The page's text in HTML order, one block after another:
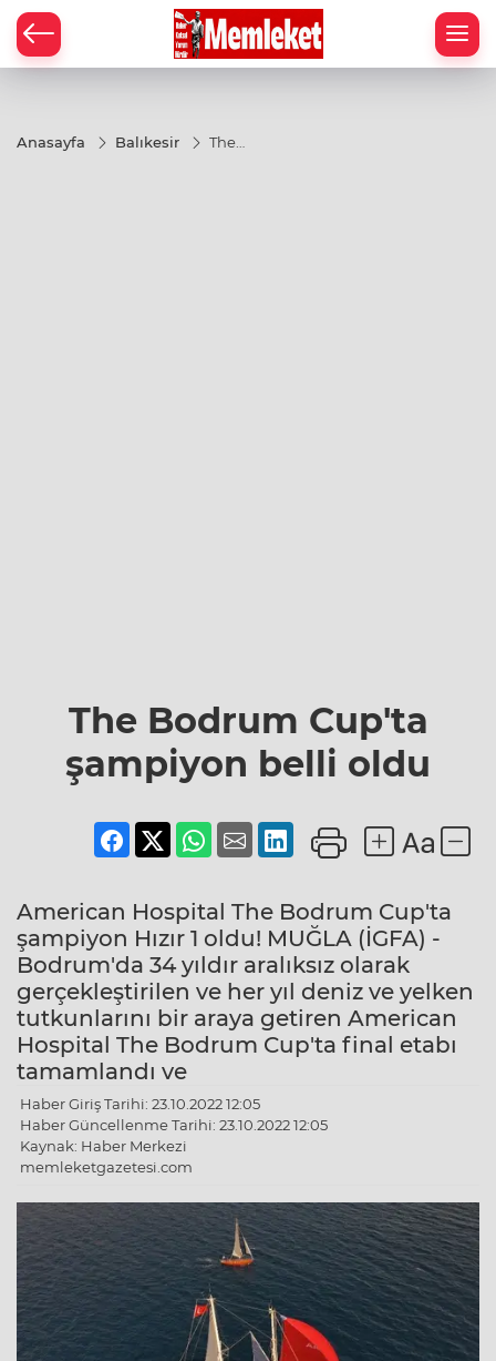
Anasayfa Balıkesir
The
The Bodrum Cup'ta
şampiyon belli oldu
American Hospital The Bodrum Cup'ta
şampiyon Hızır 1 oldu! MUĞLA (İGFA) -
Bodrum'da 34 yıldır aralıksız olarak
gerçekleştirilen ve her yıl deniz ve yelken
tutkunlarını bir araya getiren American
Hospital The Bodrum Cup'ta final etabı
tamamlandı ve
Haber Giriş Tarihi: 23.10.2022 12:05
Haber Güncellenme Tarihi: 23.10.2022 12:05
Kaynak: Haber Merkezi
memleketgazetesi.com